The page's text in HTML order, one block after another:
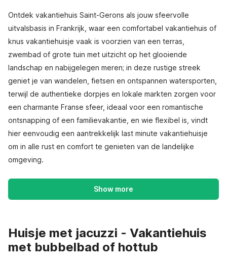
Ontdek vakantiehuis Saint-Gerons als jouw sfeervolle
uitvalsbasis in Frankrijk, waar een comfortabel vakantiehuis of
knus vakantiehuisje vaak is voorzien van een terras,
zwembad of grote tuin met uitzicht op het glooiende
landschap en nabijgelegen meren; in deze rustige streek
geniet je van wandelen, fietsen en ontspannen watersporten,
terwijl de authentieke dorpjes en lokale markten zorgen voor
een charmante Franse sfeer, ideaal voor een romantische
ontsnapping of een familievakantie, en wie flexibel is, vindt
hier eenvoudig een aantrekkelijk last minute vakantiehuisje
om in alle rust en comfort te genieten van de landelijke
omgeving.
Show more
Huisje met jacuzzi - Vakantiehuis
met bubbelbad of hottub